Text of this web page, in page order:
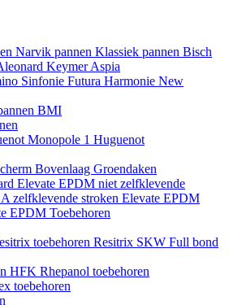
Narvik pannen Klassiek pannen Bisch
KeymerAspia
Sinfonie Futura Harmonie New
BMI
Monopole 1 Huguenot
Bovenlaag Groendaken
Elevate EPDM niet zelfklevende
zelfklevende stroken Elevate EPDM
EPDM Toebehoren
toebehoren Resitrix SKW Full bond
HFK Rhepanol toebehoren
toebehoren